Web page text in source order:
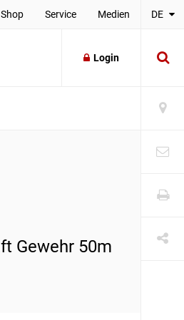
Shop Service Medien DE
Login
Gewehr 50m